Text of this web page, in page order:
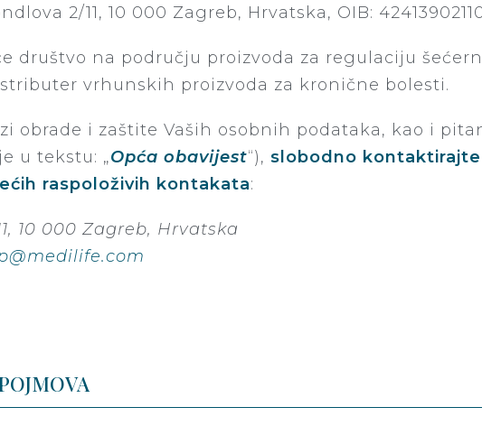
2/11, 10 000 Zagreb, Hrvatska, OIB:
društvo na području proizvoda za regulaciju
vrhunskih proizvoda za kronične bolesti.
obrade i zaštite Vaših osobnih podataka, kao i
u tekstu: „Opća obavijest“), slobodno
raspoloživih kontakata:
10 000 Zagreb, Hrvatska